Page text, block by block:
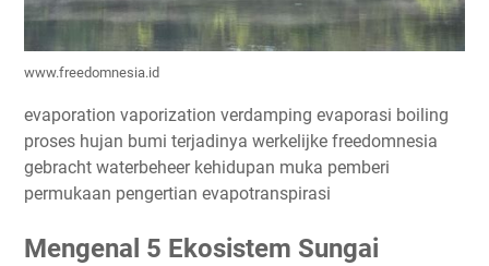
www.freedomnesia.id
evaporation vaporization verdamping evaporasi boiling
proses hujan bumi terjadinya werkelijke freedomnesia
gebracht waterbeheer kehidupan muka pemberi
permukaan pengertian evapotranspirasi
Mengenal 5 Ekosistem Sungai